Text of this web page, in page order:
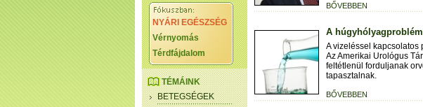
NYÁRI EGÉSZSÉG
Vérnyomás
Térdfájdalom
TÉMÁINK
BETEGSÉGEK
BŐVEBBEN
A
A vizeléssel
Az Amerikai Urológus
feltétlenül forduljanak
tapasztalnak.
BŐVEBBEN